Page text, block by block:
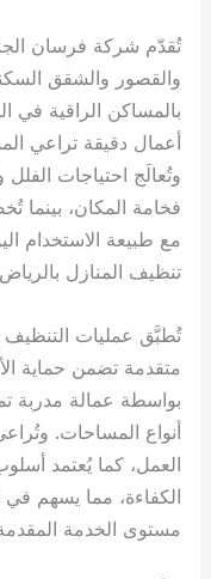
تُقدّم شركة فرسان
والقصور والشقق
بالمساكن الراقية في
أعمال دقيقة تراعي
وتُعالَج احتياجات
فخامة المكان،
مع طبيعة الاستخدام
تنظيف المنازل بالرياض
تُطبَّق عمليات التنظيف
متقدمة تضمن حماية
بواسطة عمالة مدربة
أنواع المساحات.
العمل، كما يُعتمد
الكفاءة، مما يسهم في
مستوى الخدمة